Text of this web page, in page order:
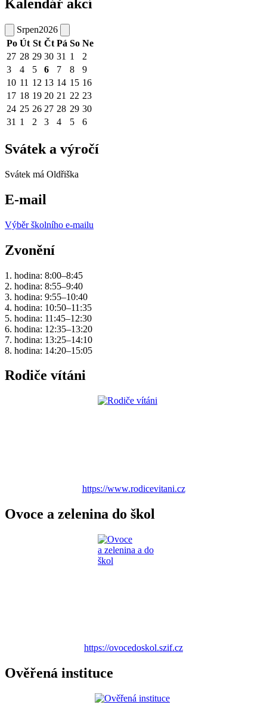
Kalendář akcí
Srpen2026
Po Út St Čt Pá So Ne
27 28 29 30 31 1
2
3
4 5 6 7 8
9
10 11 12 13 14 15 16
17 18 19 20 21 22 23
24 25 26 27 28 29 30
31 1 2 3 4 5 6
Svátek a výročí
Svátek má Oldřiška
E-mail
Výběr školního e-mailu
Zvonění
1. hodina: 8:00–8:45
2. hodina: 8:55–9:40
3. hodina: 9:55–10:40
4. hodina: 10:50–11:35
5. hodina: 11:45–12:30
6. hodina: 12:35–13:20
7. hodina: 13:25–14:10
8. hodina: 14:20–15:05
Rodiče vítáni
https://www.rodicevitani.cz
Ovoce a zelenina do škol
https://ovocedoskol.szif.cz
Ověřená instituce